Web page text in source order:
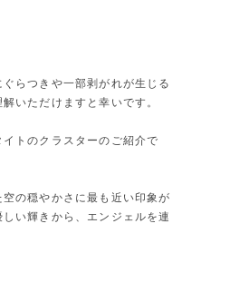
らつきや一部剥がれが生じる
いただけますと幸いです。
トのクラスターのご紹介で
の穏やかさに最も近い印象が
い輝きから、エンジェルを連